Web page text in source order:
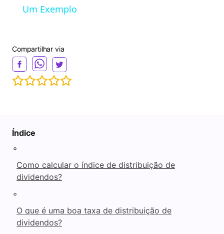
e
Um Exemplo
Compartilhar via
Índice
◦
Como calcular o índice de distribuição de
dividendos?
◦
O que é uma boa taxa de distribuição de
dividendos?